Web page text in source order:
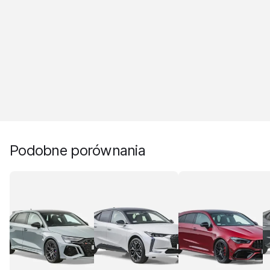
Podobne porównania